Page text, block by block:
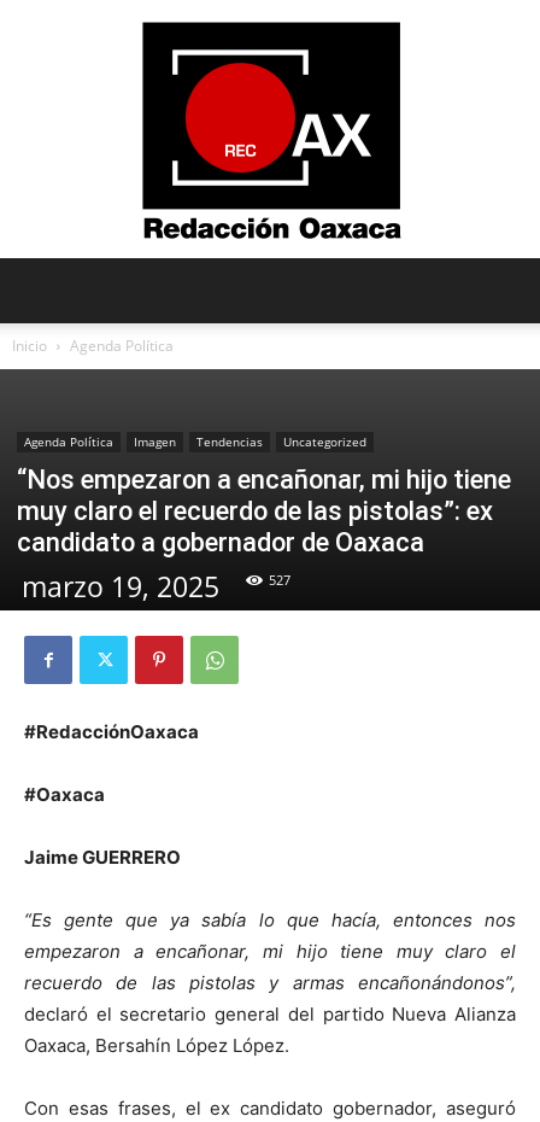
Inicio Agenda Política
Agenda Política Imagen Tendencias Uncategorized
“Nos empezaron a encañonar, mi hijo tiene
muy claro el recuerdo de las pistolas”: ex
candidato a gobernador de Oaxaca
marzo 19, 2025 527
#RedacciónOaxaca
#Oaxaca
Jaime GUERRERO
“Es gente que ya sabía lo que hacía, entonces nos
empezaron a encañonar, mi hijo tiene muy claro el
recuerdo de las pistolas y armas encañonándonos”,
declaró el secretario general del partido Nueva Alianza
Oaxaca, Bersahín López López.
Con esas frases, el ex candidato gobernador, aseguró